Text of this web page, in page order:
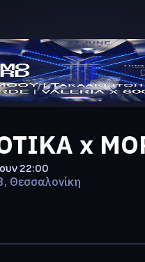
x
22:00
Θεσσαλονίκη